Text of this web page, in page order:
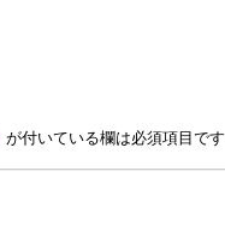
が付いている欄は必須項目です